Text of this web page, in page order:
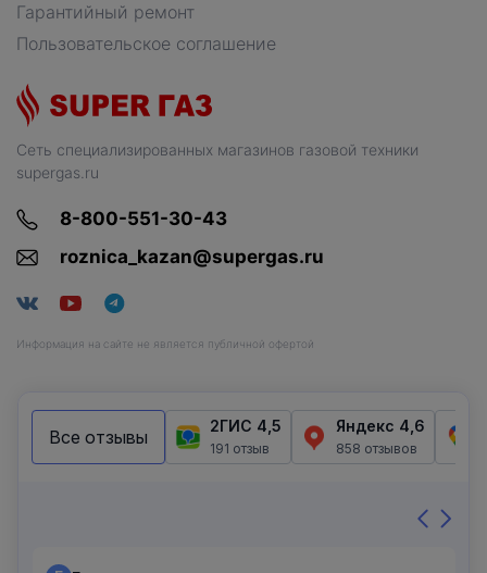
Сеть специализированных магазинов газовой техники
supergas.ru
8-800-551-30-43
roznica_kazan@supergas.ru
Информация на сайте не является публичной офертой
Гарантийный ремонт
Пользовательское соглашение